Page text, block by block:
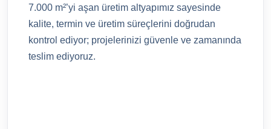
7.000 m²’yi aşan üretim altyapımız sayesinde
kalite, termin ve üretim süreçlerini doğrudan
kontrol ediyor; projelerinizi güvenle ve zamanında
teslim ediyoruz.